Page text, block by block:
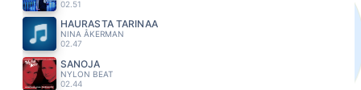
02.51
HAURASTA TARINAA
NINA ÅKERMAN
02.47
SANOJA
NYLON BEAT
02.44